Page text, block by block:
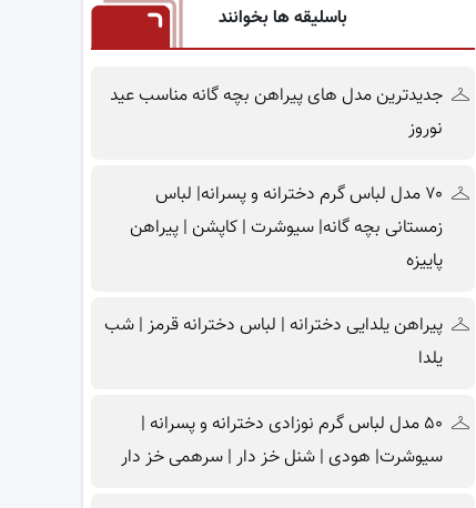
باسلیقه ها بخوانند
جدیدترین مدل های پیراهن بچه گانه مناسب عید
نوروز
۷۰ مدل لباس گرم دخترانه و پسرانه| لباس
زمستانی بچه گانه| سیوشرت | کاپشن | پیراهن
پاییزه
پیراهن یلدایی دخترانه | لباس دخترانه قرمز | شب
یلدا
۵۰ مدل لباس گرم نوزادی دخترانه و پسرانه |
سیوشرت| هودی | شنل خز دار | سرهمی خز دار